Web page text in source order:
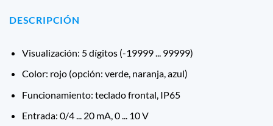
DESCRIPCIÓN
Visualización: 5 dígitos (-19999 ... 99999)
Color: rojo (opción: verde, naranja, azul)
Funcionamiento: teclado frontal, IP65
Entrada: 0/4 ... 20 mA, 0 ... 10 V